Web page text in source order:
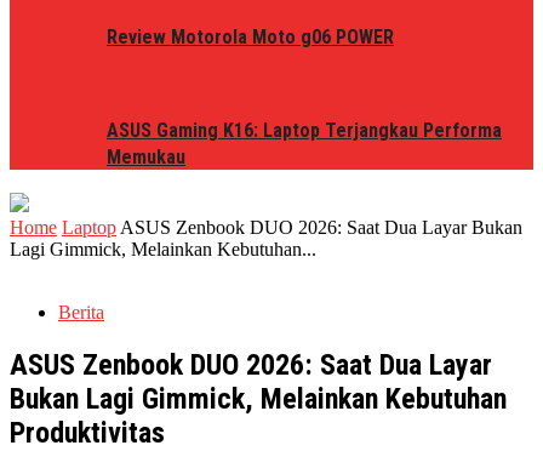
Review Motorola Moto g06 POWER
ASUS Gaming K16: Laptop Terjangkau Performa
Memukau
Home Laptop ASUS Zenbook DUO 2026: Saat Dua Layar Bukan
Lagi Gimmick, Melainkan Kebutuhan...
Berita
ASUS Zenbook DUO 2026: Saat Dua Layar
Bukan Lagi Gimmick, Melainkan Kebutuhan
Produktivitas